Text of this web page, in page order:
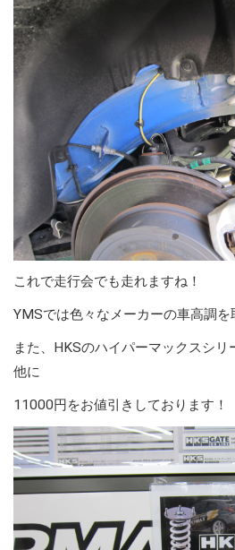
これで走行会でも走れますね！
YMSでは色々なメーカーの車高調を
また、HKSのハイパーマックスシ
他に
11000円をお値引きしております！